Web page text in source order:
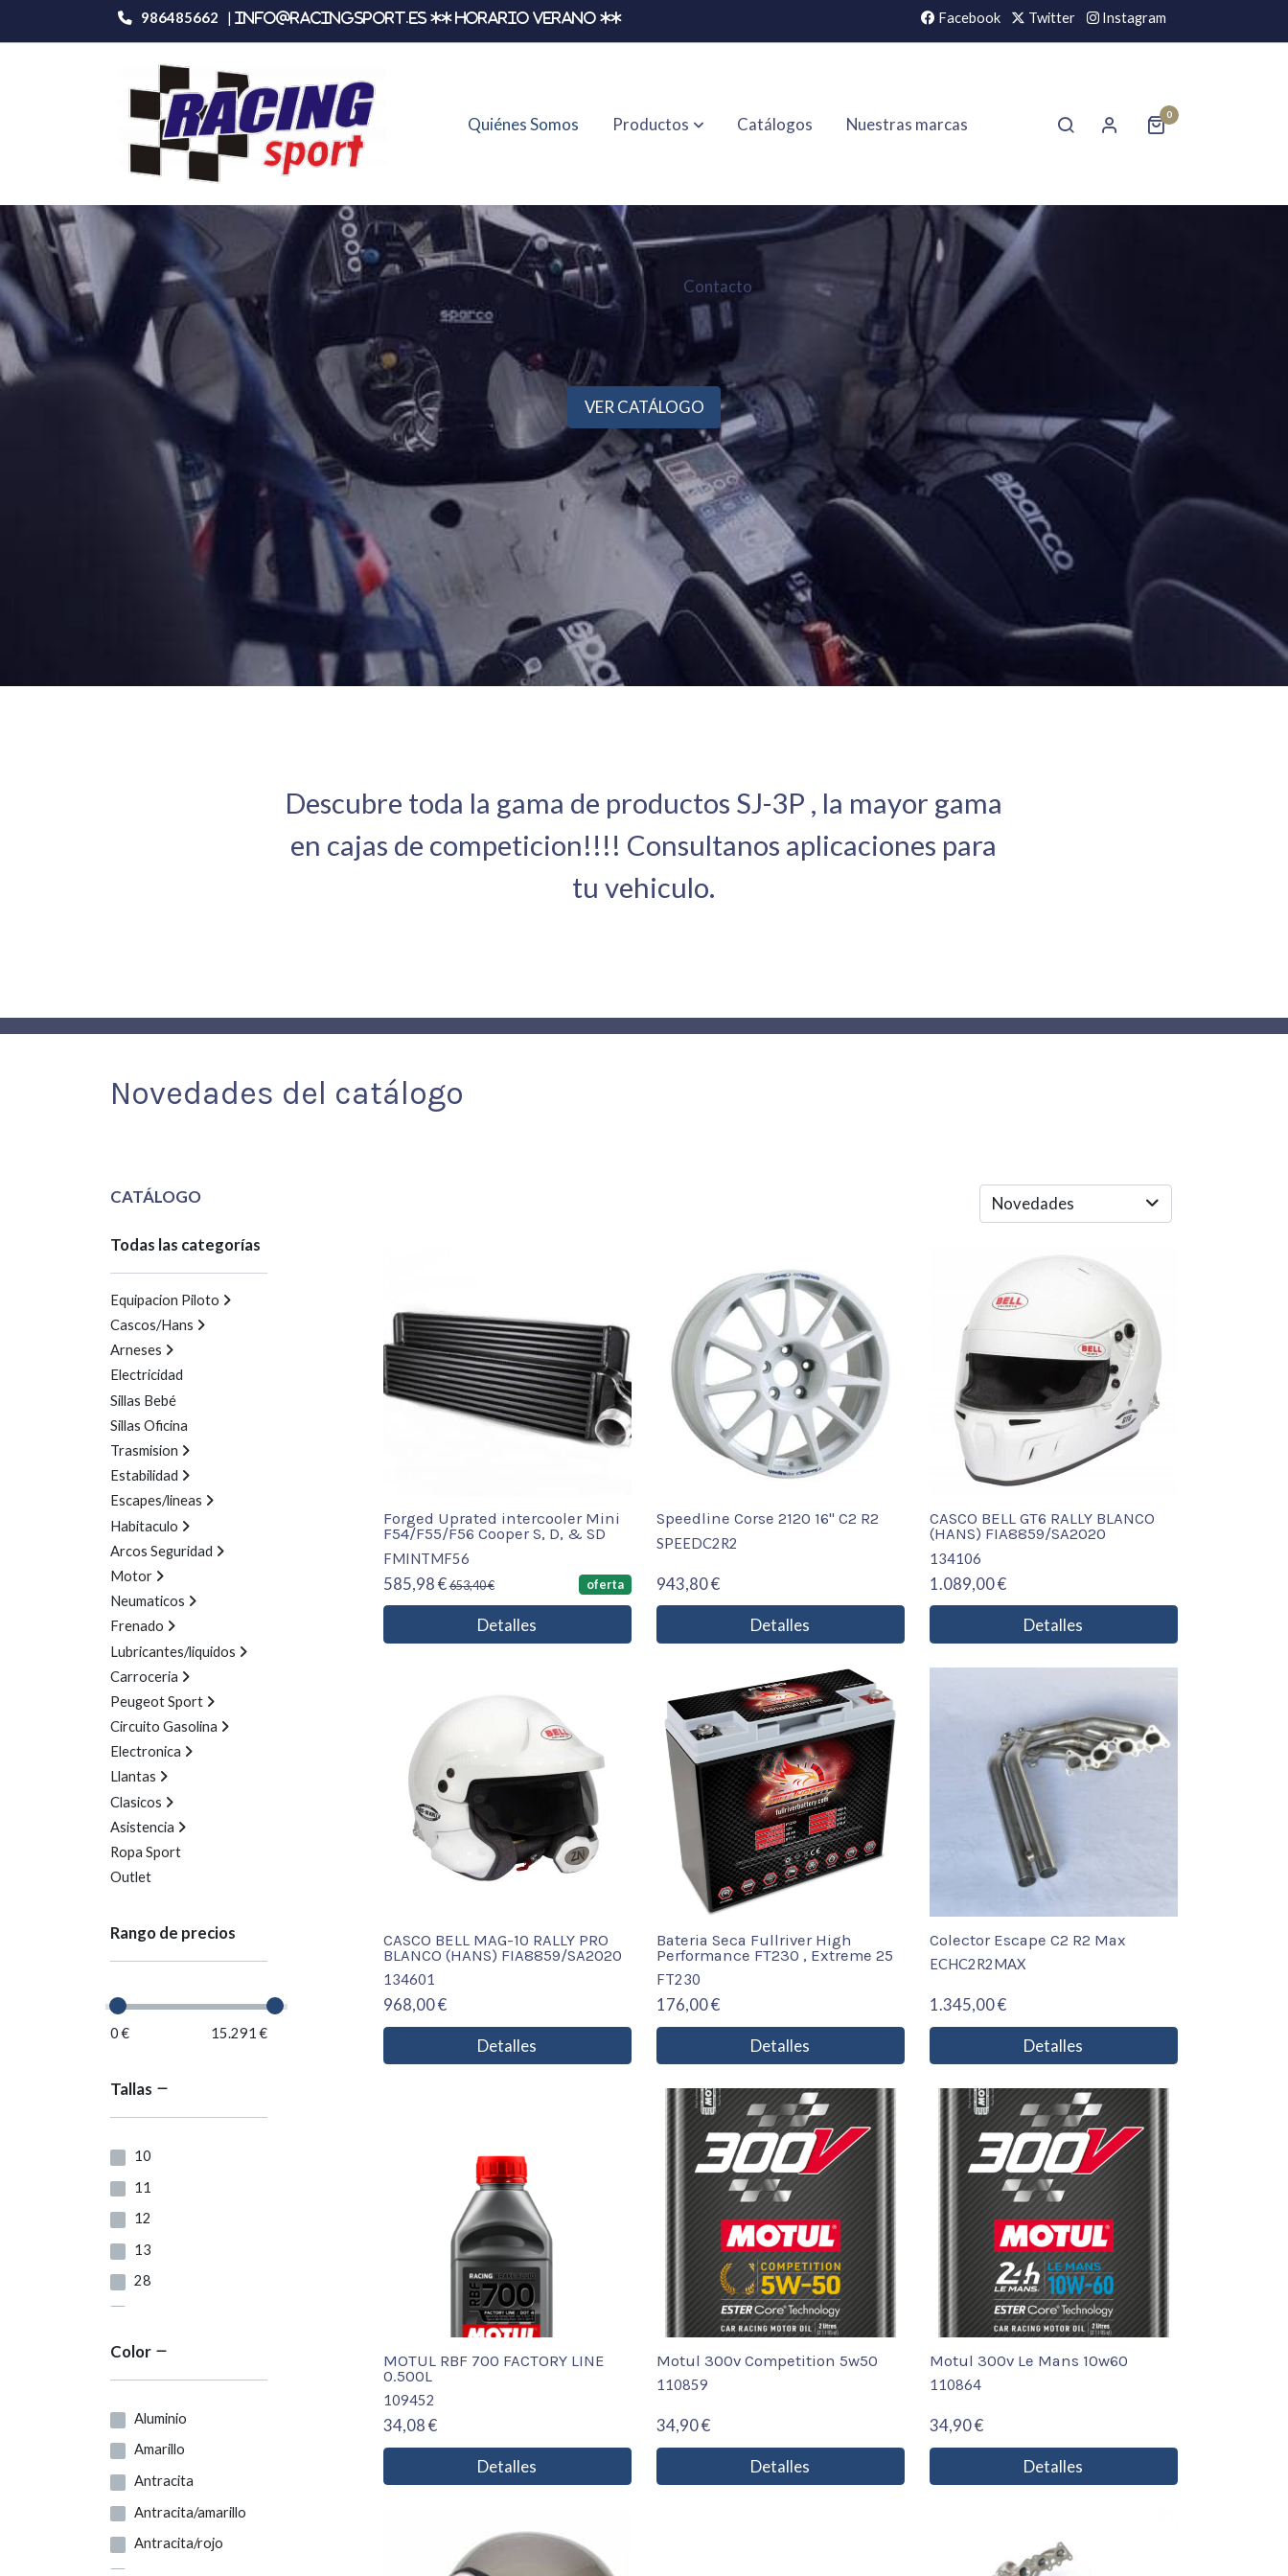
986485662 | info@racingsport.es ** HORARIO VERANO ** Facebook Twitter Instagram
Quiénes Somos Productos Catálogos Nuestras marcas
Contacto
0
VER CATÁLOGO
Descubre toda la gama de productos SJ-3P , la mayor gama
en cajas de competicion!!!! Consultanos aplicaciones para
tu vehiculo.
Novedades del catálogo
CATÁLOGO
Todas las categorías
Equipacion Piloto
Cascos/Hans
Arneses
Electricidad
Sillas Bebé
Sillas Oficina
Trasmision
Estabilidad
Escapes/lineas
Habitaculo
Arcos Seguridad
Motor
Neumaticos
Frenado
Lubricantes/liquidos
Carroceria
Peugeot Sport
Circuito Gasolina
Electronica
Llantas
Clasicos
Asistencia
Ropa Sport
Outlet
Rango de precios
0 € 15.291 €
Tallas
10
11
12
13
28
32
Color
Aluminio
Amarillo
Antracita
Antracita/amarillo
Antracita/rojo
Novedades
Forged Uprated intercooler Mini
F54/F55/F56 Cooper S, D, & SD
FMINTMF56
585,98 €653,40 € oferta
Detalles
Speedline Corse 2120 16" C2 R2
SPEEDC2R2
943,80 €
Detalles
CASCO BELL GT6 RALLY BLANCO
(HANS) FIA8859/SA2020
134106
1.089,00 €
Detalles
CASCO BELL MAG-10 RALLY PRO
BLANCO (HANS) FIA8859/SA2020
134601
968,00 €
Detalles
Bateria Seca Fullriver High
Performance FT230 , Extreme 25
FT230
176,00 €
Detalles
Colector Escape C2 R2 Max
ECHC2R2MAX
1.345,00 €
Detalles
MOTUL RBF 700 FACTORY LINE
0.500L
109452
34,08 €
Detalles
Motul 300v Competition 5w50
110859
34,90 €
Detalles
Motul 300v Le Mans 10w60
110864
34,90 €
Detalles